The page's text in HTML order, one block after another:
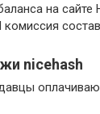
на сайте
nicehash